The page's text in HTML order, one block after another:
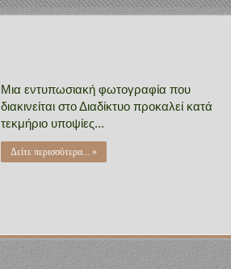
Μια εντυπωσιακή φωτογραφία που
διακινείται στο Διαδίκτυο προκαλεί κατά
τεκμήριο υποψίες...
Δείτε περισσότερα... »